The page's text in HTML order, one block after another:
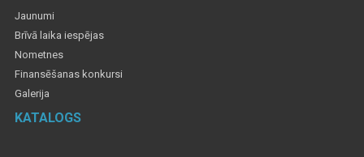
Jaunumi
Brīvā laika iespējas
Nometnes
Finansēšanas konkursi
Galerija
KATALOGS